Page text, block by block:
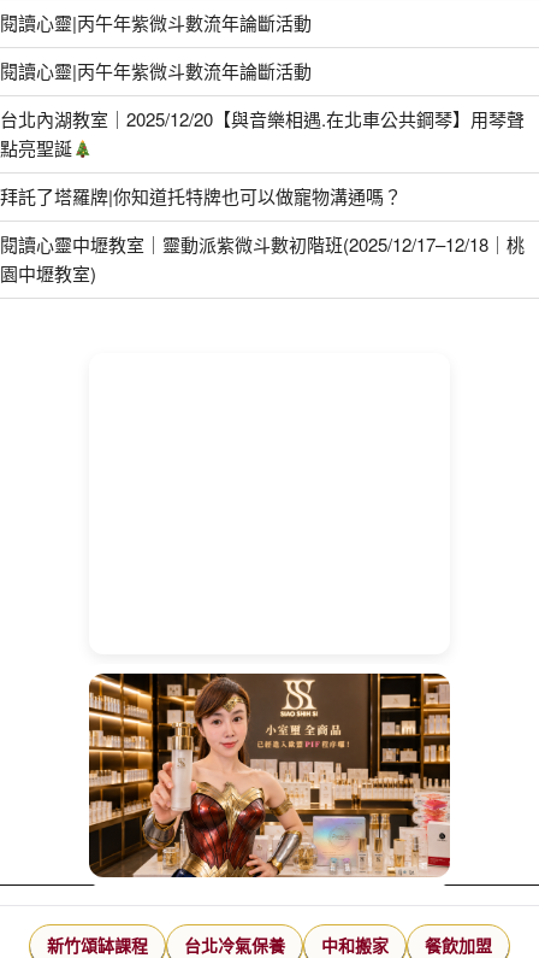
閱讀心靈|丙午年紫微斗數流年論斷活動
閱讀心靈|丙午年紫微斗數流年論斷活動
台北內湖教室｜2025/12/20【與音樂相遇.在北車公共鋼琴】用琴聲
點亮聖誕
拜託了塔羅牌|你知道托特牌也可以做寵物溝通嗎？
閱讀心靈中壢教室｜靈動派紫微斗數初階班(2025/12/17–12/18｜桃
園中壢教室)
新竹頌缽課程 台北冷氣保養 中和搬家 餐飲加盟